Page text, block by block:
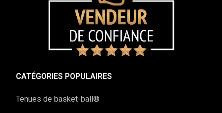
CATÉGORIES POPULAIRES
Tenues de basket-ball®